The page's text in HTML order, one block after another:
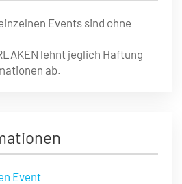
Events sind ohne
lehnt jeglich Haftung
ab.
Event